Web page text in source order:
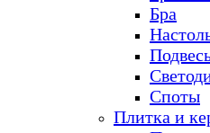
Бра
Споты
Плитка и